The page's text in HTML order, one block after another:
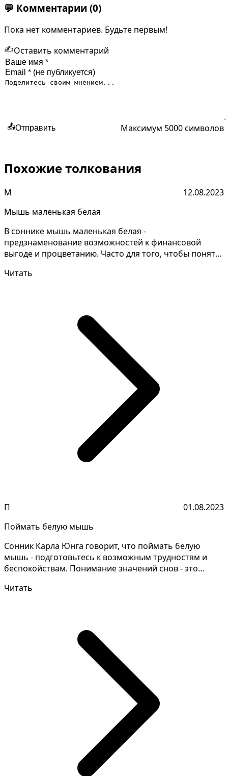
💬 Комментарии (0)
Пока нет комментариев. Будьте первым!
✍️Оставить комментарий
📤Отправить Максимум 5000 символов
Похожие толкования
М
12.08.2023
Мышь маленькая белая
В соннике мышь маленькая белая -
предзнаменование возможностей к финансовой
выгоде и процветанию. Часто для того, чтобы понять
Читать
П
01.08.2023
Поймать белую мышь
Сонник Карла Юнга говорит, что поймать белую
мышь - подготовьтесь к возможным трудностям и
беспокойствам. Понимание значений снов - это
Читать